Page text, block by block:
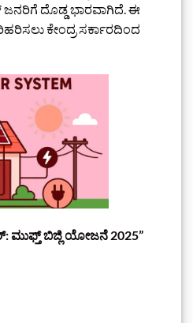
ದೊಡ್ಡ ಭಾರವಾಗಿದೆ. ಈ
ಕೇಂದ್ರ ಸರ್ಕಾರದಿಂದ
ಮುಫ್ತ್ ಬಿಜ್ಲಿ ಯೋಜನೆ 2025”